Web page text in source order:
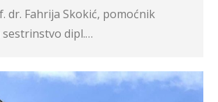
dr. Fahrija Skokić, pomoćnik
dipl.…